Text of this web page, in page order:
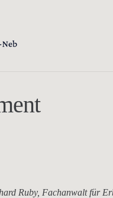
Ruby, Fachanwalt für